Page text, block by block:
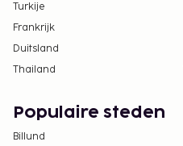
Turkije
Frankrijk
Duitsland
Thailand
Populaire steden
Billund